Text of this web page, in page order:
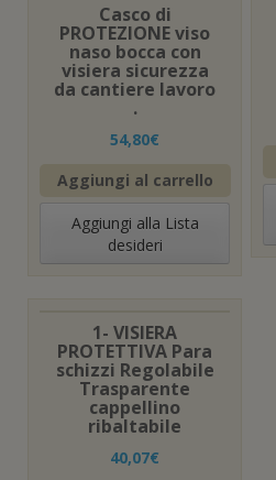
Casco di
PROTEZIONE viso
naso bocca con
visiera sicurezza
da cantiere lavoro
.
54,80€
Aggiungi al carrello
Aggiungi alla Lista
desideri
1- VISIERA
PROTETTIVA Para
schizzi Regolabile
Trasparente
cappellino
ribaltabile
40,07€